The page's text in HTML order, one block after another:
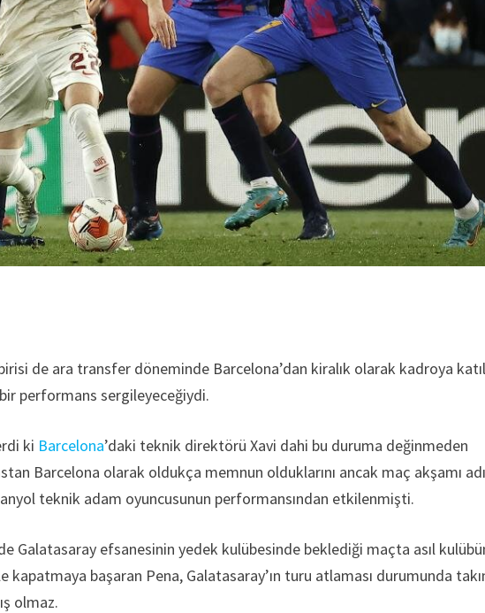
de ara transfer döneminde Barcelona’dan kiralık olarak kadroya
bir performans sergileyeceğiydi.
ki Barcelona’daki teknik direktörü Xavi dahi bu duruma değinmeden
Barcelona olarak oldukça memnun olduklarını ancak maç akşamı
teknik adam oyuncusunun performansından etkilenmişti.
Galatasaray efsanesinin yedek kulübesinde beklediği maçta asıl
başaran Pena, Galatasaray’ın turu atlaması durumunda
olmaz.